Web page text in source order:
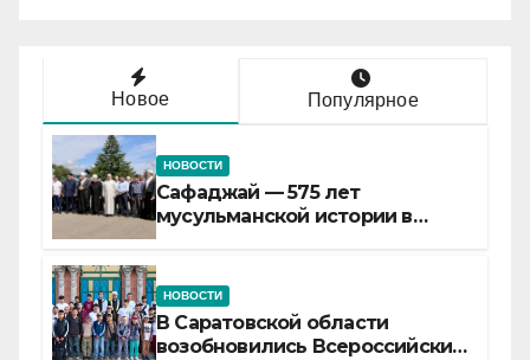
Новое Популярное
НОВОСТИ
Сафаджай — 575 лет
мусульманской истории в
НОВОСТИ
В Саратовской области
возобновились Всероссийские